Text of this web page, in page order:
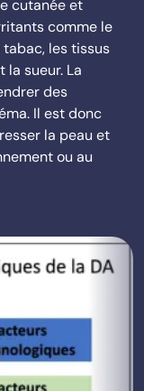
cutanée et
comme le
les tissus
la sueur. La
des
Il est donc
la peau et
ou au